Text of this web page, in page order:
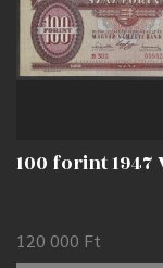
100 forint 1947
120 000 Ft